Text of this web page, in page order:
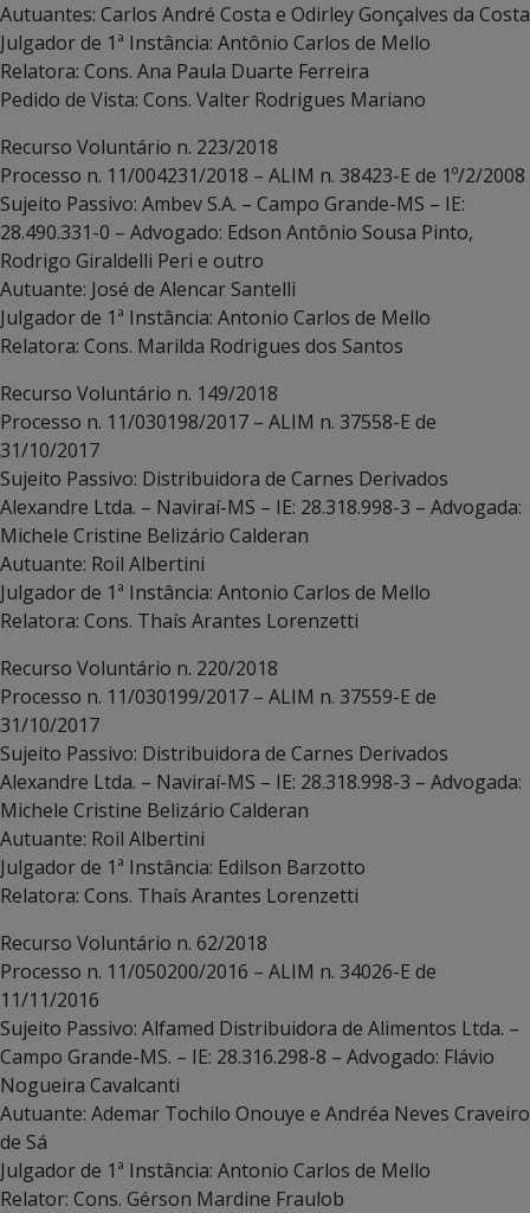
Autuantes: Carlos André Costa e Odirley Gonçalves da Costa
Julgador de 1ª Instância: Antônio Carlos de Mello
Relatora: Cons. Ana Paula Duarte Ferreira
Pedido de Vista: Cons. Valter Rodrigues Mariano
Recurso Voluntário n. 223/2018
Processo n. 11/004231/2018 – ALIM n. 38423-E de 1º/2/2008
Sujeito Passivo: Ambev S.A. – Campo Grande-MS – IE:
28.490.331-0 – Advogado: Edson Antônio Sousa Pinto,
Rodrigo Giraldelli Peri e outro
Autuante: José de Alencar Santelli
Julgador de 1ª Instância: Antonio Carlos de Mello
Relatora: Cons. Marilda Rodrigues dos Santos
Recurso Voluntário n. 149/2018
Processo n. 11/030198/2017 – ALIM n. 37558-E de
31/10/2017
Sujeito Passivo: Distribuidora de Carnes Derivados
Alexandre Ltda. – Naviraí-MS – IE: 28.318.998-3 – Advogada:
Michele Cristine Belizário Calderan
Autuante: Roil Albertini
Julgador de 1ª Instância: Antonio Carlos de Mello
Relatora: Cons. Thaís Arantes Lorenzetti
Recurso Voluntário n. 220/2018
Processo n. 11/030199/2017 – ALIM n. 37559-E de
31/10/2017
Sujeito Passivo: Distribuidora de Carnes Derivados
Alexandre Ltda. – Naviraí-MS – IE: 28.318.998-3 – Advogada:
Michele Cristine Belizário Calderan
Autuante: Roil Albertini
Julgador de 1ª Instância: Edilson Barzotto
Relatora: Cons. Thaís Arantes Lorenzetti
Recurso Voluntário n. 62/2018
Processo n. 11/050200/2016 – ALIM n. 34026-E de
11/11/2016
Sujeito Passivo: Alfamed Distribuidora de Alimentos Ltda. –
Campo Grande-MS. – IE: 28.316.298-8 – Advogado: Flávio
Nogueira Cavalcanti
Autuante: Ademar Tochilo Onouye e Andréa Neves Craveiro
de Sá
Julgador de 1ª Instância: Antonio Carlos de Mello
Relator: Cons. Gérson Mardine Fraulob